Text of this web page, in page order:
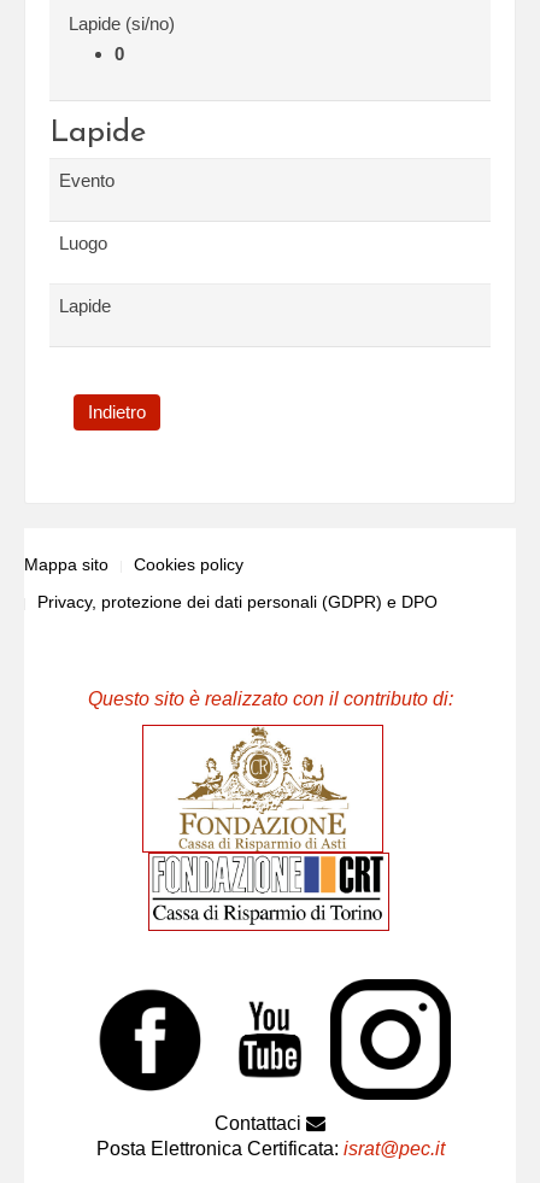
Lapide (si/no)
0
Lapide
Evento
Luogo
Lapide
Indietro
Mappa sito
Cookies policy
Privacy, protezione dei dati personali (GDPR) e DPO
Questo sito è realizzato con il contributo di:
Contattaci
Posta Elettronica Certificata: israt@pec.it